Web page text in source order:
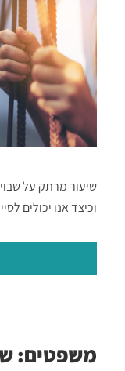
שיעור מרתק על
וכיצד אנו יכולים
משפטים: